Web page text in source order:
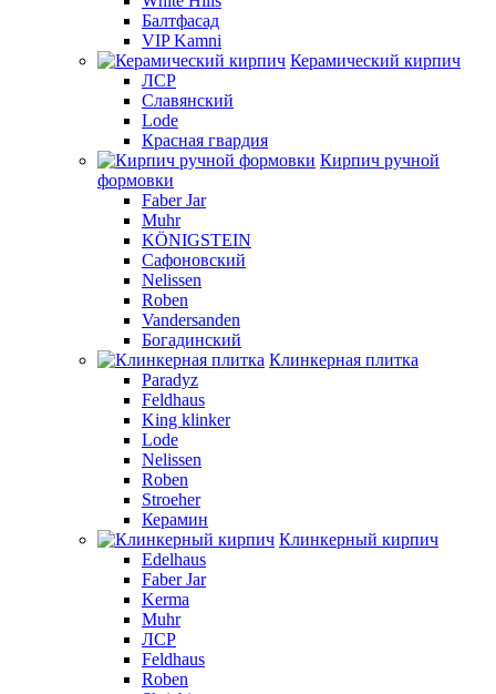
Балтфасад
VIP Kamni
Керамический кирпич
ЛСР
Славянский
Lode
Красная гвардия
Кирпич ручной
формовки
Faber Jar
Muhr
KÖNIGSTEIN
Сафоновский
Nelissen
Roben
Vandersanden
Богадинский
Клинкерная плитка
Paradyz
Feldhaus
King klinker
Lode
Nelissen
Roben
Stroeher
Керамин
Клинкерный кирпич
Edelhaus
Faber Jar
Kerma
Muhr
ЛСР
Feldhaus
Roben